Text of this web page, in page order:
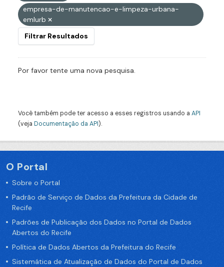
empresa-de-manutencao-e-limpeza-urbana-
emlurb
Filtrar Resultados
Por favor tente uma nova pesquisa.
Você também pode ter acesso a esses registros usando a API
(veja Documentação da API).
O Portal
Sobre o Portal
Padrão de Serviço de Dados da Prefeitura da Cidade de
Recife
Padrões de Publicação dos Dados no Portal de Dados
Abertos do Recife
Política de Dados Abertos da Prefeitura do Recife
Sistemática de Atualização de Dados do Portal de Dados